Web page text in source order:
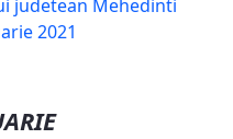
judetean Mehedinti
2021